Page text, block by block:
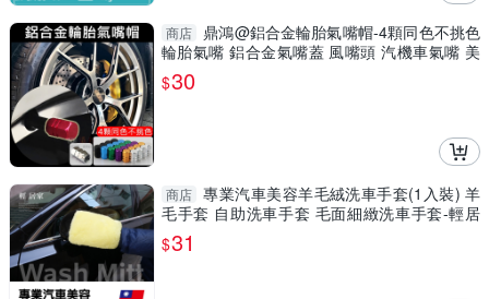
商店
鼎鴻@鋁合金輪胎氣嘴帽-4顆同色不挑色
輪胎氣嘴 鋁合金氣嘴蓋 風嘴頭 汽機車氣嘴 美
式氣嘴
$30
商店 專業汽車美容羊毛絨洗車手套(1入裝) 羊
毛手套 自助洗車手套 毛面細緻洗車手套-輕居
家0830
$31